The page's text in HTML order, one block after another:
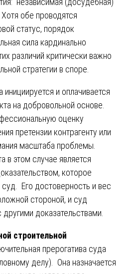
обе проводятся
статус, порядок
сила кардинально
различий критически важно
стратегии в споре.
и оплачивается
на добровольной основе.
оценку
претензии контрагенту или
масштаба проблемы.
в этом случае является
которое
Его достоверность и вес
стороной, и суд
доказательствами.
строительной
прерогатива суда
делу). Она назначается